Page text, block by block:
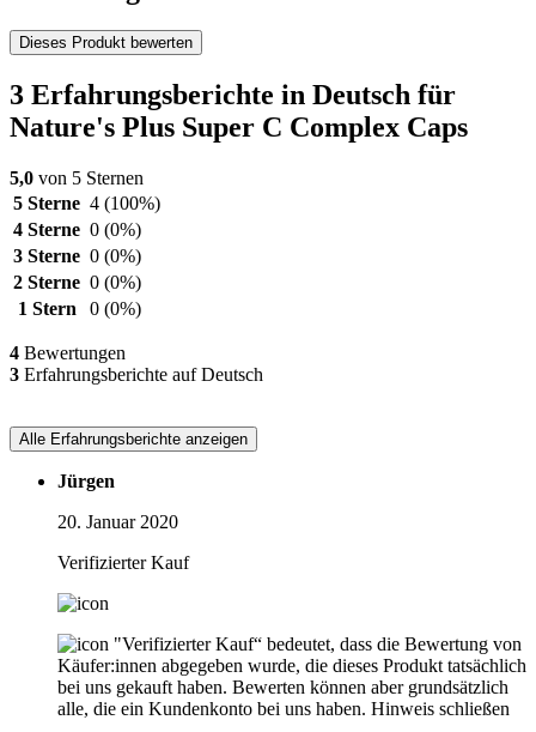
Dieses Produkt bewerten
3 Erfahrungsberichte in Deutsch für
Nature's Plus Super C Complex Caps
5,0 von 5 Sternen
5 Sterne 4 (100%)
4 Sterne 0 (0%)
3 Sterne 0 (0%)
2 Sterne 0 (0%)
1 Stern
0 (0%)
4 Bewertungen
3 Erfahrungsberichte auf Deutsch
Alle Erfahrungsberichte anzeigen
Jürgen
20. Januar 2020
Verifizierter Kauf
"Verifizierter Kauf“ bedeutet, dass die Bewertung von
Käufer:innen abgegeben wurde, die dieses Produkt tatsächlich
bei uns gekauft haben. Bewerten können aber grundsätzlich
alle, die ein Kundenkonto bei uns haben. Hinweis schließen